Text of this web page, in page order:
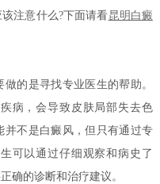
注意什么?下面请看昆明白癜
的是寻找专业医生的帮助。
病，会导致皮肤局部失去色
不是白癜风，但只有通过专
可以通过仔细观察和病史了
确的诊断和治疗建议。